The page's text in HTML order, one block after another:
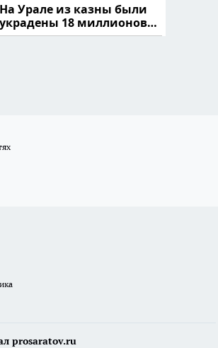
На Урале из казны были
украдены 18 миллионов
рублей
prosaratov.ru